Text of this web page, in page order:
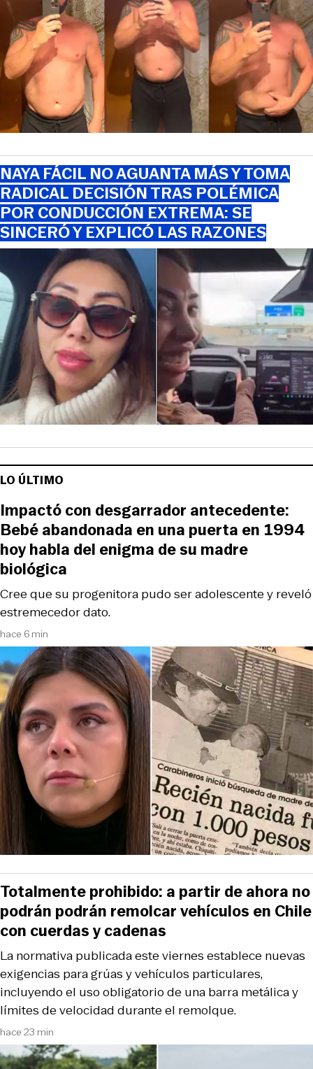
NAYA FÁCIL NO AGUANTA MÁS Y TOMA
RADICAL DECISIÓN TRAS POLÉMICA
POR CONDUCCIÓN EXTREMA: SE
SINCERÓ Y EXPLICÓ LAS RAZONES
LO ÚLTIMO
hace 6 min
Cree que su progenitora pudo ser adolescente y reveló
estremecedor dato.
Impactó con desgarrador antecedente:
Bebé abandonada en una puerta en 1994
hoy habla del enigma de su madre
biológica
hace 23 min
La normativa publicada este viernes establece nuevas
exigencias para grúas y vehículos particulares,
incluyendo el uso obligatorio de una barra metálica y
límites de velocidad durante el remolque.
Totalmente prohibido: a partir de ahora no
podrán podrán remolcar vehículos en Chile
con cuerdas y cadenas